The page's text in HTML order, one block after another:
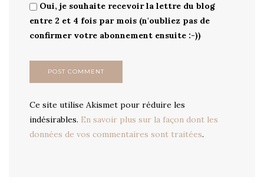
Oui, je souhaite recevoir la lettre du blog
entre 2 et 4 fois par mois (n'oubliez pas de
confirmer votre abonnement ensuite :-))
Ce site utilise Akismet pour réduire les
indésirables. En savoir plus sur la façon dont les
données de vos commentaires sont traitées.